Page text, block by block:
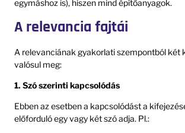
egymáshoz is), hiszen mind építőanyagok.
A relevancia fajtái
A relevanciának gyakorlati szempontból két
valósul meg:
1. Szó szerinti kapcsolódás
Ebben az esetben a kapcsolódást a
előforduló egy vagy két szó adja. Pl.: